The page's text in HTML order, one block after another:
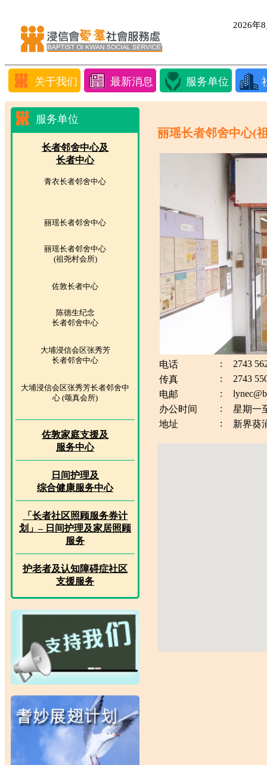
2026年
关于我们 最新消息 服务单位
服务单位
长者邻舍中心及
长者中心
青衣长者邻舍中心
丽瑶长者邻舍中心
丽瑶长者邻舍中心
(祖尧村会所)
佐敦长者中心
陈德生纪念
长者邻舍中心
大埔浸信会区张秀芳
长者邻舍中心
大埔浸信会区张秀芳长者邻舍中
心 (颂真会所)
佐敦家庭支援及
服务中心
日间护理及
综合健康服务中心
「长者社区照顾服务券计
划」– 日间护理及家居照顾
服务
护老者及认知障碍症社区
支援服务
丽瑶长者邻舍中心(
电话 :
2743
传真
:
2743
电邮
:
办公时间
:
星期一
地址
: 新界葵